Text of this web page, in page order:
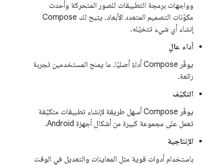
وواجهات برمجة التطبيقات للصور المتحركة وأحدث
مكوّنات التصميم المتعدد الأبعاد، يتيح لك Compose
إنشاء أي شيء تتخيّله.
أداء عالٍ
يوفّر Compose أداءً أصليًا، ما يمنح المستخدمين تجربة
رائعة.
التكيّف
يوفّر Compose أسهل طريقة لإنشاء تطبيقات متكيّفة
تعمل على مجموعة كبيرة من أشكال أجهزة Android.
الإنتاجية
باستخدام أدوات قوية مثل المعاينات والتعديل في الوقت